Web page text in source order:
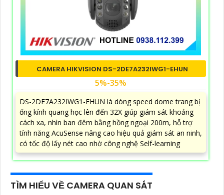
CAMERA HIKVISION DS-2DE7A232IWG1-EHUN
5%-35%
DS-2DE7A232IWG1-EHUN là dòng speed dome trang bị
ống kính quang học lên đến 32X giúp giám sát khoảng
cách xa, nhìn ban đêm bằng hồng ngoại 200m, hỗ trợ
tính năng AcuSense nâng cao hiệu quả giám sát an ninh,
có tốc độ lấy nét cao nhờ công nghệ Self-learning
TÌM HIỂU VỀ CAMERA QUAN SÁT